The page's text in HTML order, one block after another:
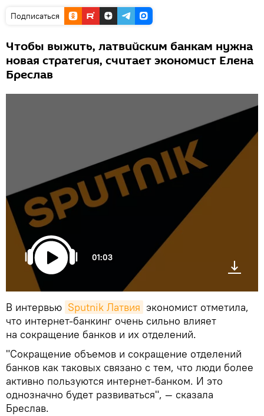
Подписаться
Чтобы выжить, латвийским банкам нужна
новая стратегия, считает экономист Елена
Бреслав
01:03
В интервью Sputnik Латвия экономист отметила,
что интернет-банкинг очень сильно влияет
на сокращение банков и их отделений.
"Сокращение объемов и сокращение отделений
банков как таковых связано с тем, что люди более
активно пользуются интернет-банком. И это
однозначно будет развиваться", — сказала
Бреслав.